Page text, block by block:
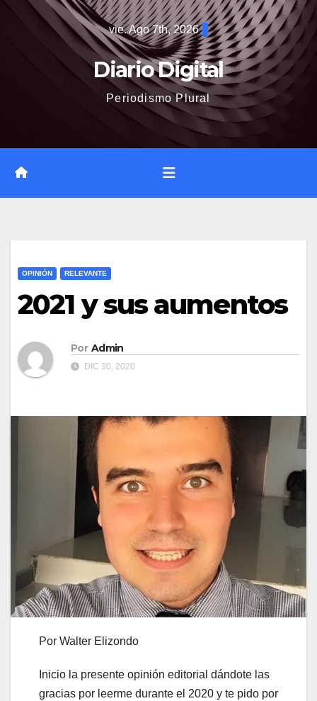
vie. Ago 7th, 2026
Diario Digital
Periodismo Plural
OPINIÓN RELEVANTE
2021 y sus aumentos
Por Admin
DIC 30, 2020
Por Walter Elizondo
Inicio la presente opinión editorial dándote las
gracias por leerme durante el 2020 y te pido por